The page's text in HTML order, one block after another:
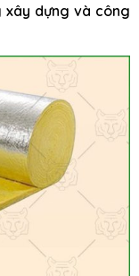
dựng và công